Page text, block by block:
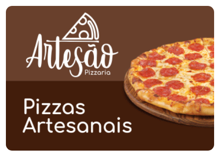
Planalto (59)
Poções
Polícia Civil (58)
(27)
Política (03)